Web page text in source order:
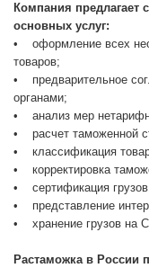
Компания
основных услуг:
• оформление всех
товаров;
• предварительное
органами;
• анализ мер
• расчет таможенной
• классификация
• корректировка
• сертификация
• представление
• хранение грузов на
Растаможка в России